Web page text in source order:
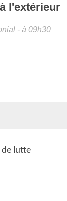
l'extérieur
- à 09h30
de lutte